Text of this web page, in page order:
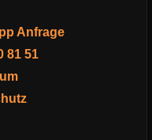
Anfrage
81 51